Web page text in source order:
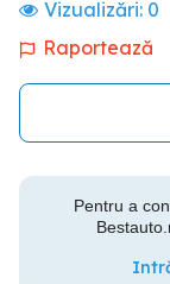
Vizualizări: 0
Raportează
Pentru a